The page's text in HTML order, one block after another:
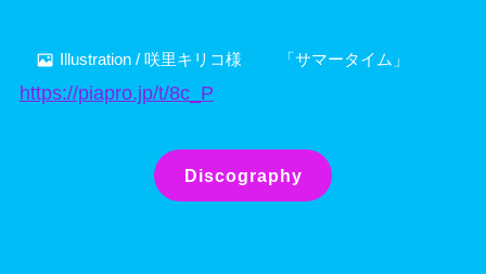
Illustration / 咲里キリコ様 「サマータイム」
https://piapro.jp/t/8c_P
Discography